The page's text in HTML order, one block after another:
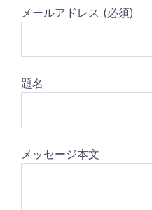
メールアドレス (必須)
題名
メッセージ本文